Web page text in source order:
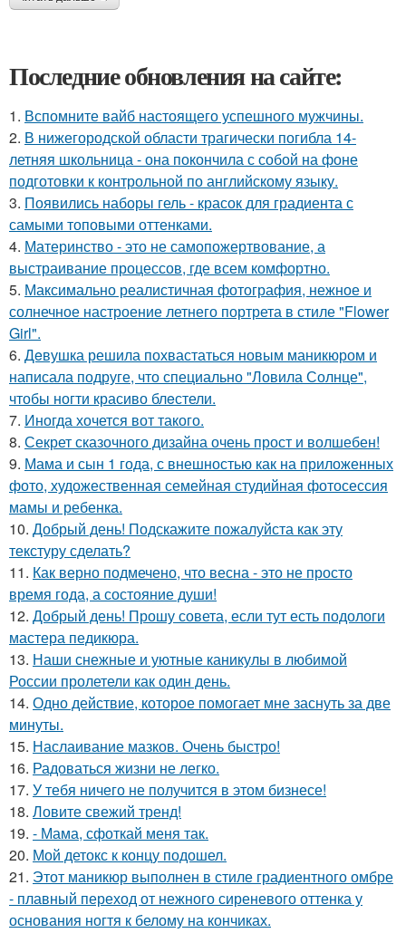
Последние обновления на сайте:
1. Вспомните вайб настоящего успешного мужчины.
2. В нижегородской области трагически погибла 14-
летняя школьница - она покончила с собой на фоне
подготовки к контрольной по английскому языку.
3. Появились наборы гель - красок для градиента с
самыми топовыми оттенками.
4. Материнство - это не самопожертвование, а
выстраивание процессов, где всем комфортно.
5. Максимально реалистичная фотография, нежное и
солнечное настроение летнего портрета в стиле "Flower
Girl".
6. Дeвушка решила похвастаться новым маникюром и
написала подруге, что специально "Ловила Солнце",
чтобы ногти красиво блeстели.
7. Иногда хочется вот такого.
8. Секрет сказочного дизайна очень прост и волшебен!
9. Мама и сын 1 года, с внешностью как на приложенных
фото, художественная семейная студийная фотосессия
мамы и ребенка.
10. Добрый день! Подскажите пожалуйста как эту
текстуру сделать?
11. Как верно подмечено, что весна - это не просто
время года, а состояние души!
12. Добрый день! Прошу совета, если тут есть подологи
мастера педикюра.
13. Наши снежные и уютные каникулы в любимой
России пролетели как один день.
14. Одно действие, которое помогает мне заснуть за две
минуты.
15. Наслаивание мазков. Очень быстро!
16. Радоваться жизни не легко.
17. У тебя ничего не получится в этом бизнесе!
18. Ловите свежий тренд!
19. - Мама, сфоткай меня так.
20. Мой детокс к концу подошел.
21. Этот маникюр выполнен в стиле градиентного омбре
- плавный переход от нежного сиреневого оттенка у
основания ногтя к белому на кончиках.